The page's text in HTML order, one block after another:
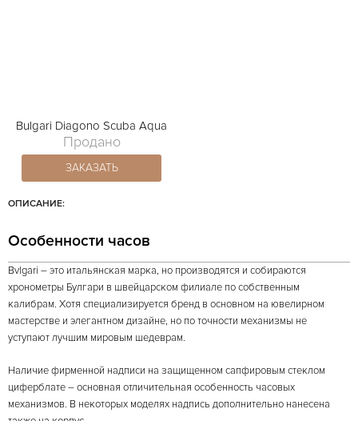
Bulgari Diagono Scuba Aqua
Продано
ЗАКАЗАТЬ
ОПИСАНИЕ:
Особенности часов
Bvlgari – это итальянская марка, но производятся и собираются
хронометры Булгари в швейцарском филиале по собственным
калибрам. Хотя специализируется бренд в основном на ювелирном
мастерстве и элегантном дизайне, но по точности механизмы не
уступают лучшим мировым шедеврам.
Наличие фирменной надписи на защищенном сапфировым стеклом
циферблате – основная отличительная особенность часовых
механизмов. В некоторых моделях надпись дополнительно нанесена